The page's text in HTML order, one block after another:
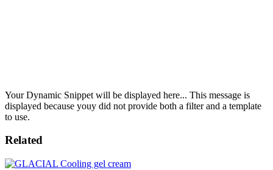
Your Dynamic Snippet will be displayed here... This message is
displayed because youy did not provide both a filter and a template
to use.
Related